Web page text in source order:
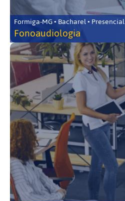
Formiga-MG • Bacharel • Presencial
Fonoaudiologia